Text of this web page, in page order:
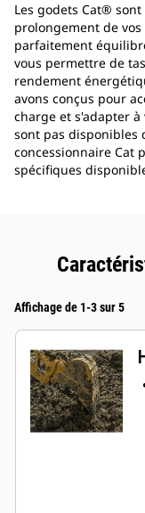
Les godets Cat®
prolongement de
parfaitement
vous permettre de
rendement
avons conçus pour
charge et s'adapter
sont pas disponibles
concessionnaire Cat
spécifiques
Affichage de 1-3 sur 5